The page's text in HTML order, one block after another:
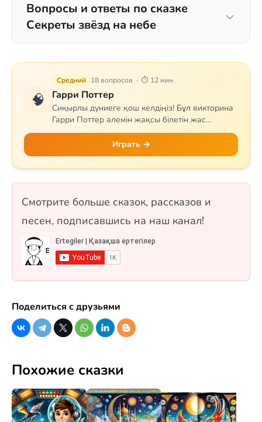
Вопросы и ответы по сказке
Секреты звёзд на небе
🧠
Средний 18 вопросов · ⏱ 12 мин
Гарри Поттер
Сиқырлы дүниеге қош келдіңіз! Бұл викторина
Гарри Поттер әлемін жақсы білетін жас
сиқыршыларға арналған. Сұрақтар Хогвартс
мектебін, квиддичті, негізгі кейіпкерлерді,
сиқырлы заттар мен арнайы сиқырларды
қамтиды. Гриффиндор, Слизерин, Когтевран
сұрақ, бір таңдауды және рас/жалған
Играть →
Смотрите больше сказок, рассказов и
песен, подписавшись на наш канал!
Поделиться с друзьями
Похожие сказки